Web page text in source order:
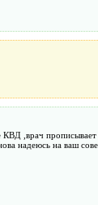
,врач прописывает
надеюсь на ваш